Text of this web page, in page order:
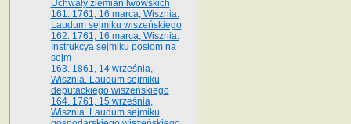
Uchwały ziemian lwowskich
161. 1761, 16 marca, Wisznia.
Laudum sejmiku wiszeńskiego
162. 1761, 16 marca, Wisznia.
Instrukcya sejmiku posłom na
sejm
163. 1861, 14 września,
Wisznia. Laudum sejmiku
deputackiego wiszeńskiego
164. 1761, 15 września,
Wisznia. Laudum sejmiku